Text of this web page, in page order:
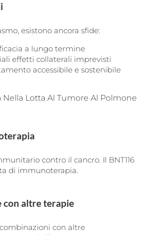
esistono ancora sfide:
a lungo termine
effetti collaterali imprevisti
accessibile e sostenibile
Nella Lotta Al Tumore Al Polmone
contro il cancro. Il BNT116
di immunoterapia.
con altre terapie
con altre